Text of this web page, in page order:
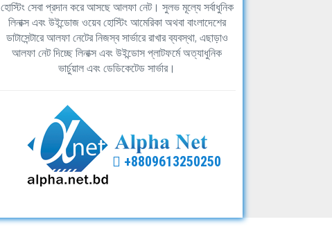
হোস্টিং সেবা প্রদান করে আসছে আলফা নেট। সুলভ মূল্যে সর্বাধুনিক
লিনাক্স এবং উইন্ডোজ ওয়েব হোস্টিং আমেরিকা অথবা বাংলাদেশের
ডাটাসেন্টারে আলফা নেটের নিজস্ব সার্ভারে রাখার ব্যবস্থা, এছাড়াও
আলফা নেট দিচ্ছে লিনাক্স এবং উইন্ডোস প্লাটফর্মে অত্যাধুনিক
ভার্চুয়াল এবং ডেডিকেটেড সার্ভার।
+8809613250250